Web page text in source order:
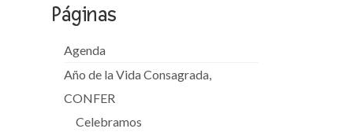
Páginas
Agenda
Año de la Vida Consagrada,
CONFER
Celebramos